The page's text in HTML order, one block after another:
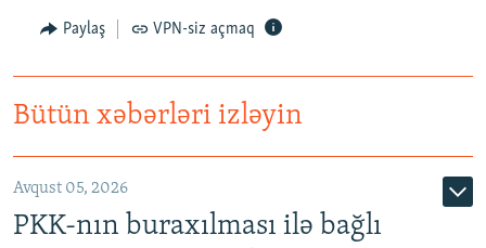
Paylaş VPN-siz açmaq
Bütün xəbərləri izləyin
Avqust 05, 2026
PKK-nın buraxılması ilə bağlı